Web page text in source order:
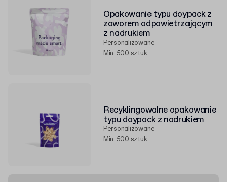
Opakowanie typu doypack z
zaworem odpowietrzającym
z nadrukiem
Personalizowane
Min. 500 sztuk
Recyklingowalne opakowanie
typu doypack z nadrukiem
Personalizowane
Min. 500 sztuk